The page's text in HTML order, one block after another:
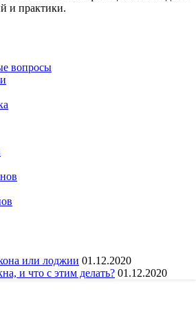
и практики.
вопросы
или лоджии 01.12.2020
и что с этим делать? 01.12.2020